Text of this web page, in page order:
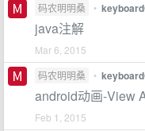
码农明明桑
•
java注解
Mar 6, 2015
码农明明桑
•
android动画-View
Feb 1, 2015